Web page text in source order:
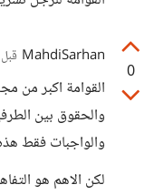
0
MahdiSarhan قبل 4 أشهر
القوامة اكبر من
والحقوق بين
والواجبات فقط
لكن الاهم هو